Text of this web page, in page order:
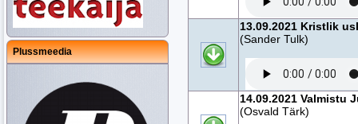
Plussmeedia
13.09.2021 Kristlik
(Sander Tulk)
14.09.2021 Valmistu
(Osvald Tärk)